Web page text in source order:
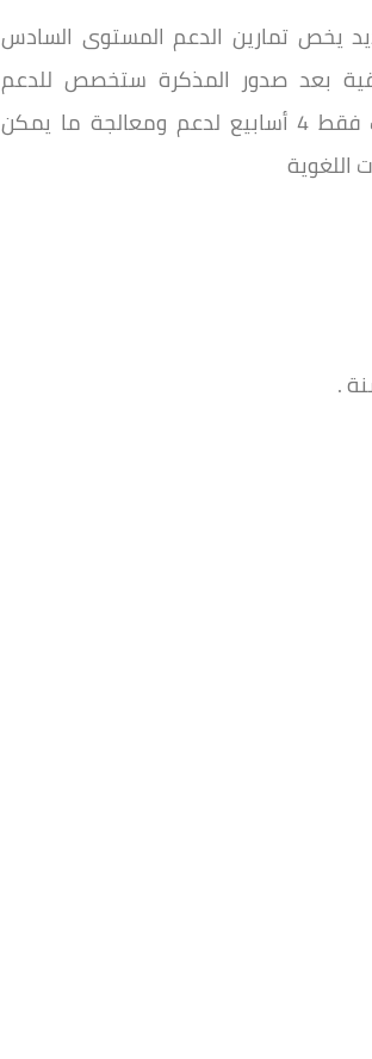
يخص تمارين الدعم المستوى السادس
بعد صدور المذكرة ستخصص للدعم
والمعالجة يتخللها أسبوع المراقبة المستمرة مما يعني أن هناك فقط 4 أسابيع لدعم ومعالجة ما يمكن
.